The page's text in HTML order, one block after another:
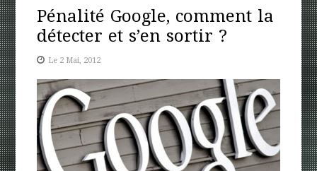
Pénalité Google, comment la
détecter et s’en sortir ?
Le 2 Mai, 2012